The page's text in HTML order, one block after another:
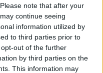
note that after your
continue seeing
information utilized by
to third parties prior to
out of the further
by third parties on the
This information may